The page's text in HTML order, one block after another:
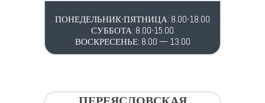
ПОНЕДЕЛЬНИК-ПЯТНИЦА: 8.00-18.00
СУББОТА: 8.00-15.00
ВОСКРЕСЕНЬЕ: 8.00 — 13.00